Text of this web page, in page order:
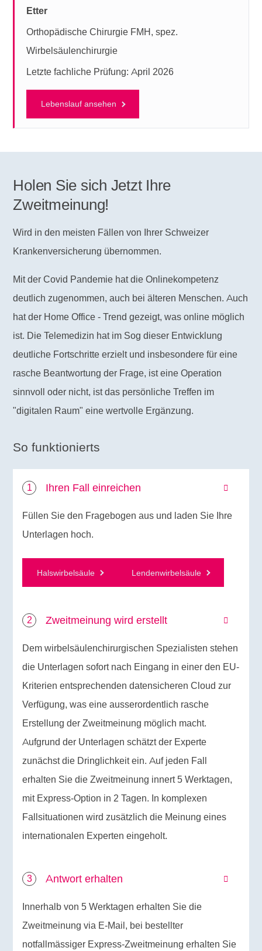
Etter
Orthopädische Chirurgie FMH, spez.
Wirbelsäulenchirurgie
Letzte fachliche Prüfung: April 2026
Lebenslauf ansehen
Holen Sie sich Jetzt Ihre
Zweitmeinung!
Wird in den meisten Fällen von Ihrer Schweizer
Krankenversicherung übernommen.
Mit der Covid Pandemie hat die Onlinekompetenz
deutlich zugenommen, auch bei älteren Menschen. Auch
hat der Home Office - Trend gezeigt, was online möglich
ist. Die Telemedizin hat im Sog dieser Entwicklung
deutliche Fortschritte erzielt und insbesondere für eine
rasche Beantwortung der Frage, ist eine Operation
sinnvoll oder nicht, ist das persönliche Treffen im
"digitalen Raum" eine wertvolle Ergänzung.
So funktionierts
Ihren Fall einreichen
Füllen Sie den Fragebogen aus und laden Sie Ihre
Unterlagen hoch.
Halswirbelsäule Lendenwirbelsäule
Zweitmeinung wird erstellt
Dem wirbelsäulenchirurgischen Spezialisten stehen
die Unterlagen sofort nach Eingang in einer den EU-
Kriterien entsprechenden datensicheren Cloud zur
Verfügung, was eine ausserordentlich rasche
Erstellung der Zweitmeinung möglich macht.
Aufgrund der Unterlagen schätzt der Experte
zunächst die Dringlichkeit ein. Auf jeden Fall
erhalten Sie die Zweitmeinung innert 5 Werktagen,
mit Express-Option in 2 Tagen. In komplexen
Fallsituationen wird zusätzlich die Meinung eines
internationalen Experten eingeholt.
Antwort erhalten
Innerhalb von 5 Werktagen erhalten Sie die
Zweitmeinung via E-Mail, bei bestellter
notfallmässiger Express-Zweitmeinung erhalten Sie